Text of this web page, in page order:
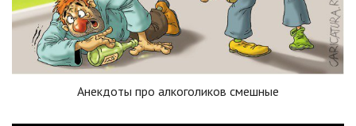
Анекдоты про алкоголиков смешные